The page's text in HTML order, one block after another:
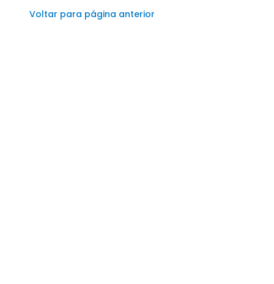
Voltar para página anterior